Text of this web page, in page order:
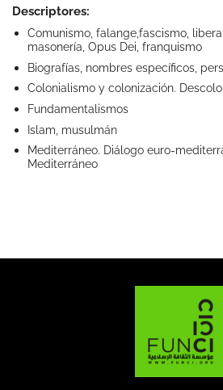
Descriptores:
Comunismo, falange,fascismo,
masonería, Opus Dei, franquismo
Biografías, nombres específicos,
Colonialismo y colonización.
Fundamentalismos
Islam, musulmán
Mediterráneo. Diálogo euro-
Mediterráneo